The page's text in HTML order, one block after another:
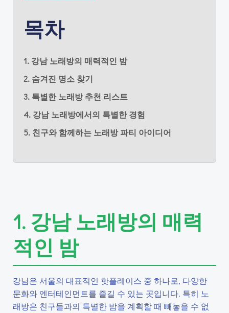
목차
1. 강남 노래방의 매력적인 밤
2. 숨겨진 명소 찾기
3. 특별한 노래방 추천 리스트
4. 강남 노래방에서의 특별한 경험
5. 친구와 함께하는 노래방 파티 아이디어
1. 강남 노래방의 매력
적인 밤
강남은 서울의 대표적인 핫플레이스 중 하나로, 다양한
문화와 엔터테인먼트를 즐길 수 있는 곳입니다. 특히 노
래방은 친구들과의 특별한 밤을 계획할 때 빼놓을 수 없